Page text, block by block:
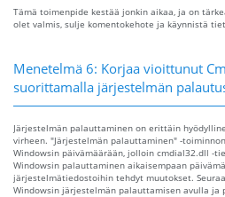
Tämä toimenpide kestää jonkin aikaa, ja on
olet valmis, sulje komentokehote ja käynnistä
Menetelmä 6: Korjaa vioittunut
suorittamalla järjestelmän
Järjestelmän palauttaminen on erittäin
virheen. "Järjestelmän palauttaminen" -
Windowsin päivämäärään, jolloin cmdial32.dll -
Windowsin palauttaminen aikaisempaan
järjestelmätiedostoihin tehdyt muutokset.
Windowsin järjestelmän palauttamisen avulla ja